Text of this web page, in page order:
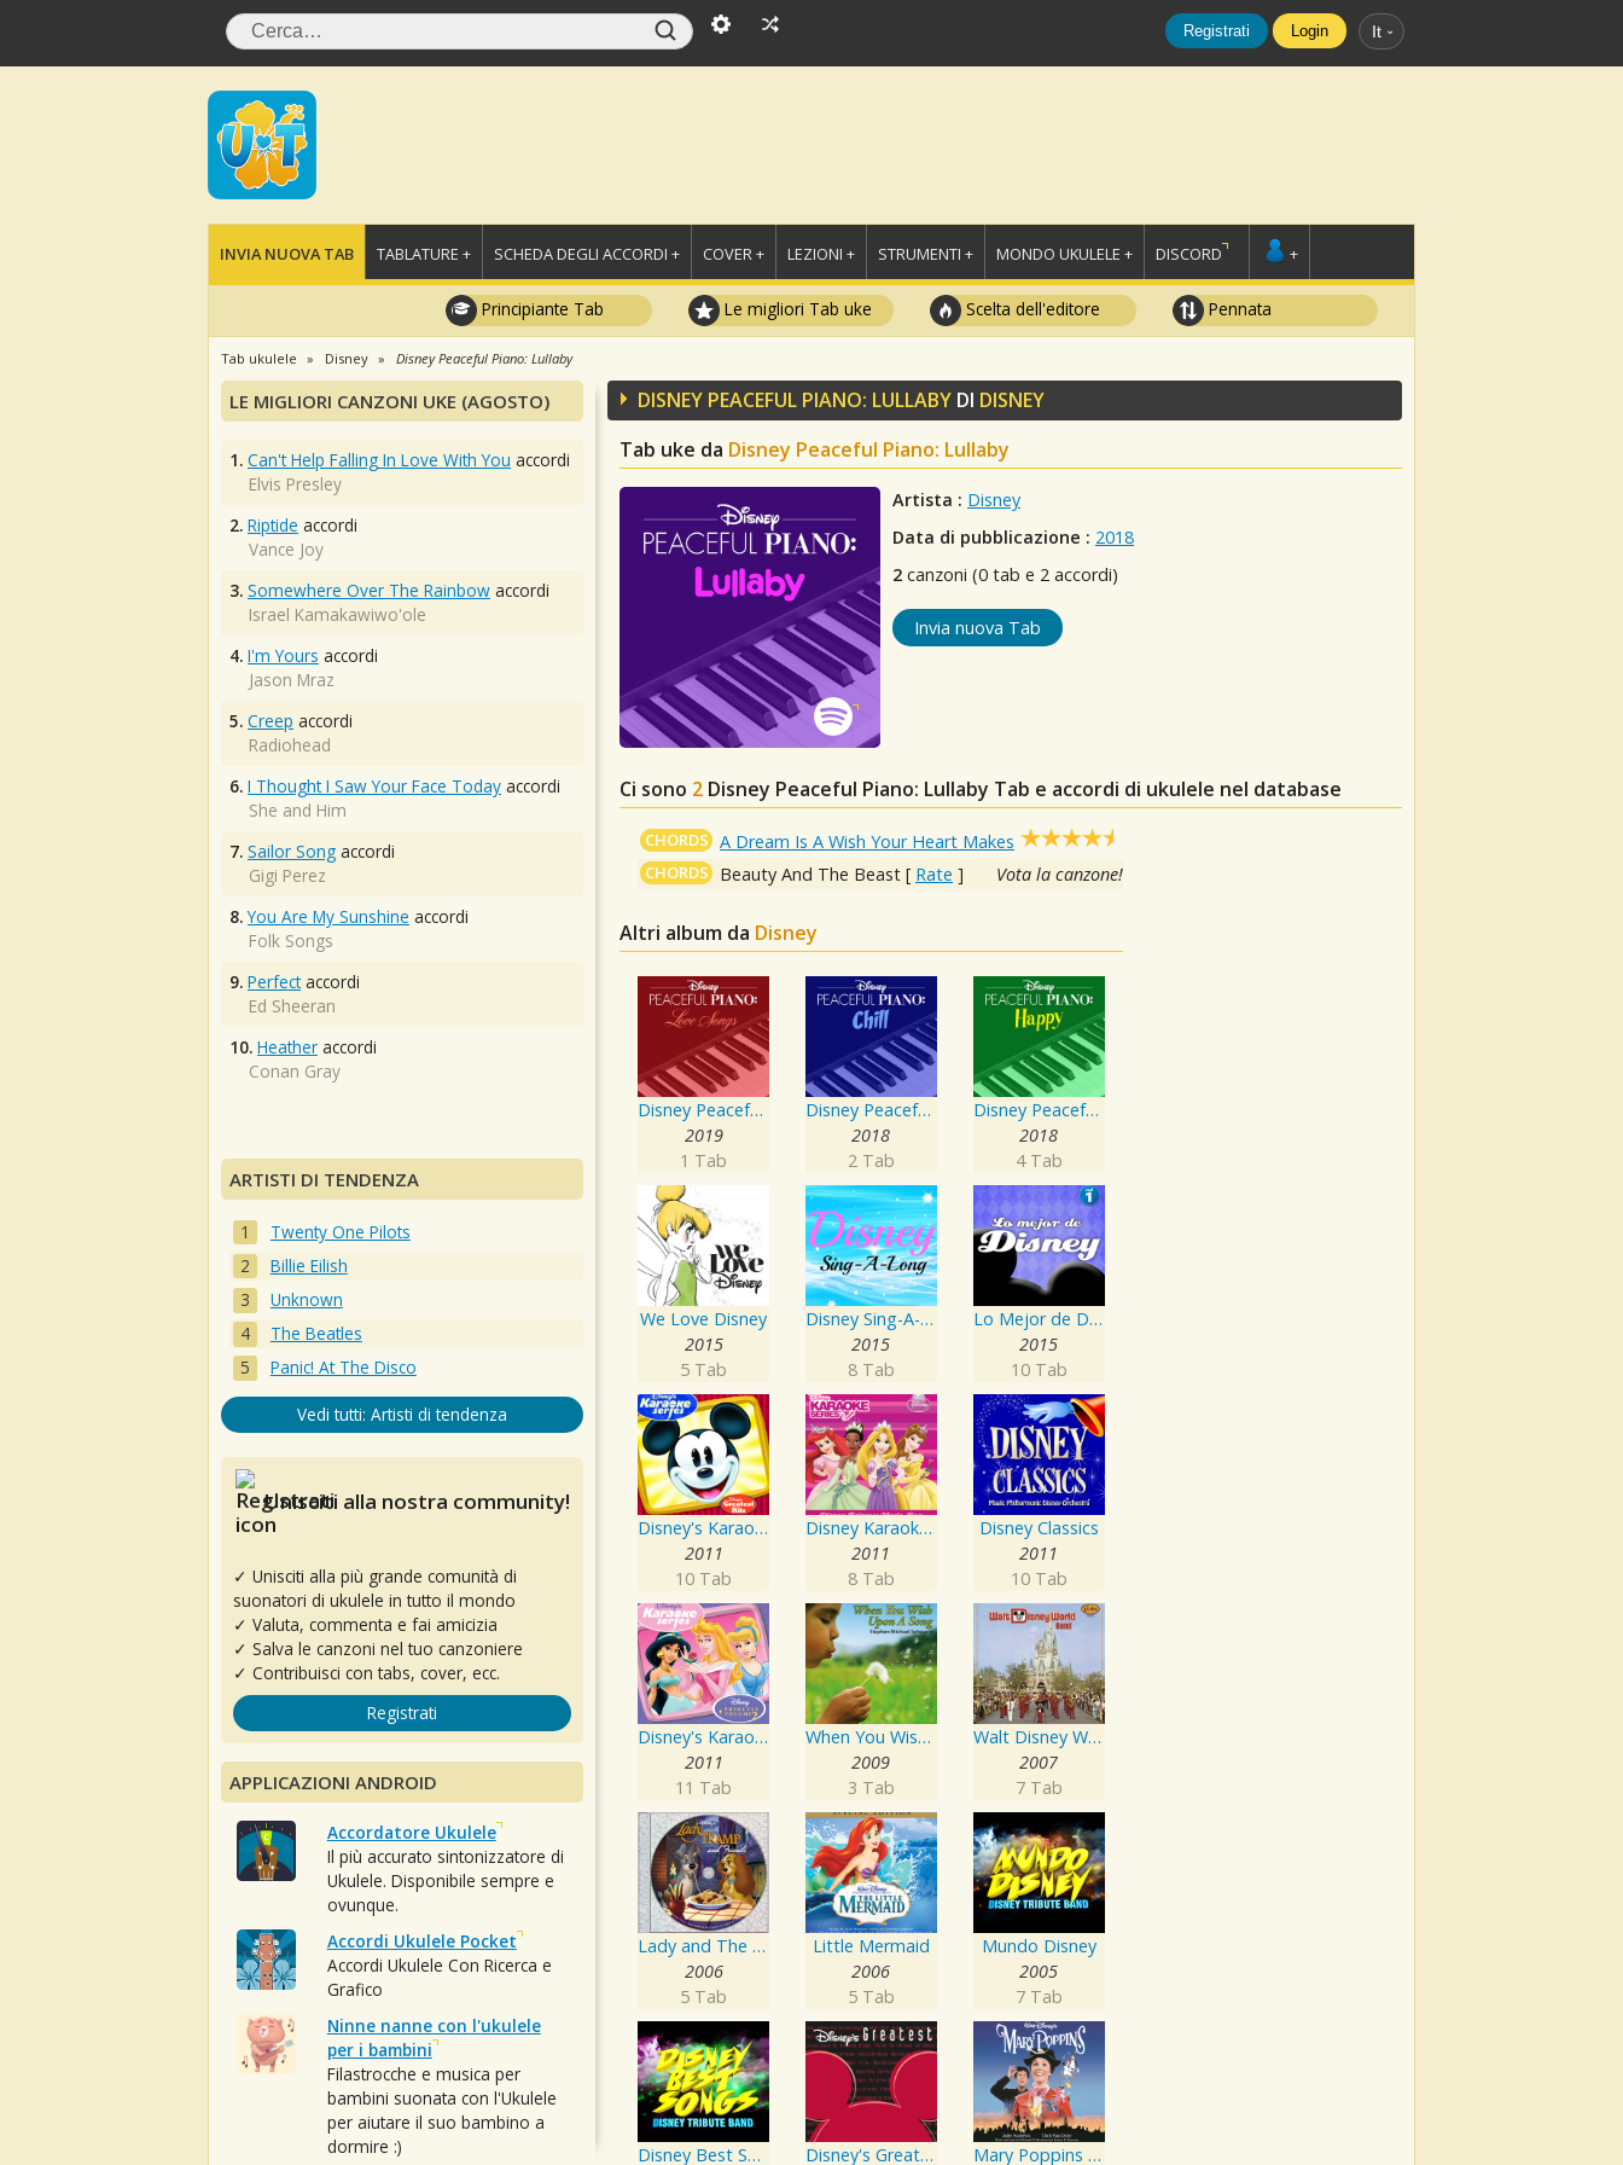
Registrati Login It
INVIA NUOVA TAB TABLATURE + SCHEDA DEGLI ACCORDI + COVER + LEZIONI + STRUMENTI + MONDO UKULELE + DISCORD +
Principiante Tab Le migliori Tab uke Scelta dell'editore Pennata
Tab ukulele Disney Disney Peaceful Piano: Lullaby
DISNEY PEACEFUL PIANO: LULLABY DI DISNEY
Tab uke da Disney Peaceful Piano: Lullaby
Artista : Disney
Data di pubblicazione : 2018
2 canzoni (0 tab e 2 accordi)
Invia nuova Tab
Ci sono 2 Disney Peaceful Piano: Lullaby Tab e accordi di ukulele nel database
CHORDS A Dream Is A Wish Your Heart Makes
CHORDS Beauty And The Beast [ Rate ] Vota la canzone!
Altri album da Disney
Disney Peaceful Piano: Love Songs
2019
1 Tab
Disney Peaceful Piano: Chill
2018
2 Tab
Disney Peaceful Piano: Happy
2018
4 Tab
We Love Disney
2015
5 Tab
Disney Sing-A-Long
2015
8 Tab
Lo Mejor de Disney en Español Vol. 1
2015
10 Tab
Disney's Karaoke Series: Disney's Greatest Hits
2011
10 Tab
Disney Karaoke Series: Disney Princess Music Box
2011
8 Tab
Disney Classics
2011
10 Tab
Disney's Karaoke Series: Disney Princess Volume 2
2011
11 Tab
When You Wish Upon a Song
2009
3 Tab
Walt Disney World Band
2007
7 Tab
Lady and The Tramp and Friends
2006
5 Tab
Little Mermaid
2006
5 Tab
Mundo Disney
2005
7 Tab
Disney Best Songs Disney's Greatest Volume 3 Mary Poppins Original Soundtrack
LE MIGLIORI CANZONI UKE (AGOSTO)
1. Can't Help Falling In Love With You accordi
Elvis Presley
2. Riptide accordi
Vance Joy
3. Somewhere Over The Rainbow accordi
Israel Kamakawiwo'ole
4. I'm Yours accordi
Jason Mraz
5. Creep accordi
Radiohead
6. I Thought I Saw Your Face Today accordi
She and Him
7. Sailor Song accordi
Gigi Perez
8. You Are My Sunshine accordi
Folk Songs
9. Perfectaccordi
Ed Sheeran
10. Heather accordi
Conan Gray
ARTISTI DI TENDENZA
Twenty One Pilots
Billie Eilish
Unknown
The Beatles
Panic! At The Disco
Vedi tutti: Artisti di tendenza
Unisciti alla nostra community!
✓ Unisciti alla più grande comunità di
suonatori di ukulele in tutto il mondo
✓ Valuta, commenta e fai amicizia
✓ Salva le canzoni nel tuo canzoniere
✓ Contribuisci con tabs, cover, ecc.
Registrati
APPLICAZIONI ANDROID
Accordatore Ukulele
Il più accurato sintonizzatore di
Ukulele. Disponibile sempre e
ovunque.
Accordi Ukulele Pocket
Accordi Ukulele Con Ricerca e
Grafico
Ninne nanne con l'ukulele
per i bambini
Filastrocche e musica per
bambini suonata con l'Ukulele
per aiutare il suo bambino a
dormire :)